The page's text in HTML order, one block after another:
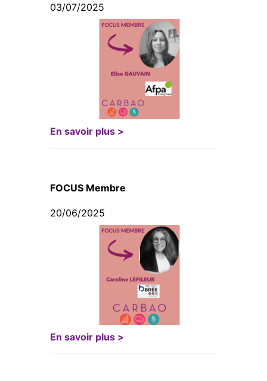
03/07/2025
En savoir plus >
FOCUS Membre
20/06/2025
En savoir plus >